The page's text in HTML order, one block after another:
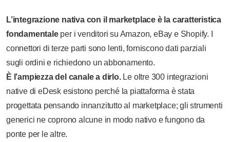
L’integrazione nativa con il marketplace è la caratteristica
fondamentaleper i venditori su Amazon, eBay e Shopify. I
connettori di terze parti sono lenti, forniscono dati parziali
sugli ordini e richiedono un abbonamento.
È l’ampiezza del canale a dirlo.Le oltre 300 integrazioni
native di eDesk esistono perché la piattaforma è stata
progettata pensando innanzitutto al marketplace; gli strumenti
generici ne coprono alcune in modo nativo e fungono da
ponte per le altre.